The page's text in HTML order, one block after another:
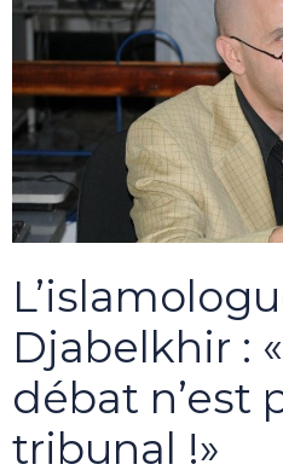
Djabelkhir :
débat n’est
tribunal !»